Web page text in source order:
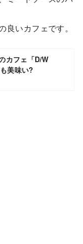
いカフェです。
カフェ「D/W
美味い?